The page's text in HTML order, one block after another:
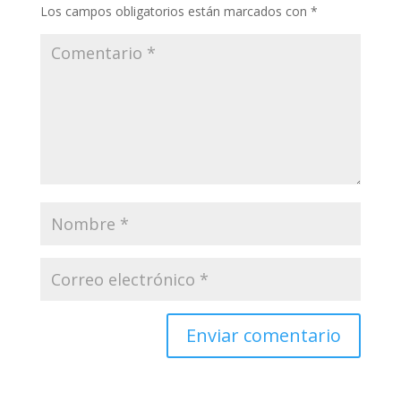
Los campos obligatorios están marcados con *